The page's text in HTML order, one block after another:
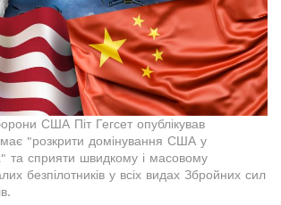
США Піт Гегсет опублікував
"розкрити домінування США у
та сприяти швидкому і масовому
безпілотників у всіх видах Збройних сил